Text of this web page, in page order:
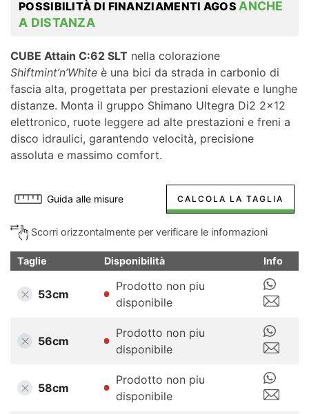
POSSIBILITÀ DI FINANZIAMENTI AGOS ANCHE
A DISTANZA
CUBE Attain C:62 SLT nella colorazione
Shiftmint’n’White è una bici da strada in carbonio di
fascia alta, progettata per prestazioni elevate e lunghe
distanze. Monta il gruppo Shimano Ultegra Di2 2×12
elettronico, ruote leggere ad alte prestazioni e freni a
disco idraulici, garantendo velocità, precisione
assoluta e massimo comfort.
Guida alle misure CALCOLA LA TAGLIA
Scorri orizzontalmente per verificare le informazioni
Taglie Disponibilità Info
53cm
Prodotto non piu
disponibile
56cm
Prodotto non piu
disponibile
58cm
Prodotto non piu
disponibile